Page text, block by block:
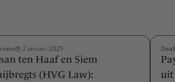
2 januari 2025
ten Haaf en Siem
(HVG Law):
uit